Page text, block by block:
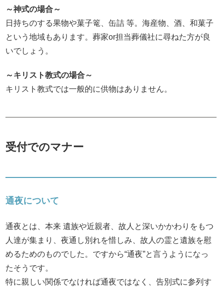
～神式の場合～
日持ちのする果物や菓子篭、缶詰 等。海産物、酒、和菓子
という地域もあります。葬家or担当葬儀社に尋ねた方が良
いでしょう。
～キリスト教式の場合～
キリスト教式では一般的に供物はありません。
受付でのマナー
通夜について
通夜とは、本来 遺族や近親者、故人と深いかかわりをもつ
人達が集まり、夜通し別れを惜しみ、故人の霊と遺族を慰
めるためのものでした。ですから“通夜”と言うようになっ
たそうです。
特に親しい関係でなければ通夜ではなく、告別式に参列す